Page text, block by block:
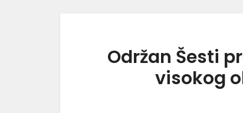
Održan Šesti
visokog